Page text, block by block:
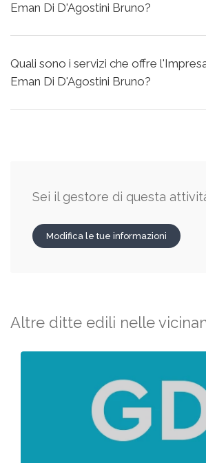
Eman Di D'Agostini Bruno?
Quali sono i servizi che offre
Eman Di D'Agostini Bruno?
Sei il gestore di questa
Modifica le tue informazioni
Altre ditte edili nelle